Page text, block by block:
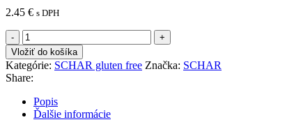
2.45 € s DPH
množstvo
BEZLEPKOVÁ
KAKAOVÁ
OBLÁTKA
SCHAR
QUADRITE
40G
Vložiť do košíka
Kategórie: SCHAR gluten free Značka: SCHAR
Share:
Popis
Ďalšie informácie